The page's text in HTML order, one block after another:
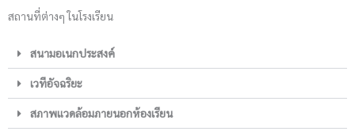
สถานที่ต่างๆ ในโรงเรียน
สนามอเนกประสงค์
เวทีอัจฉริยะ
สภาพแวดล้อมภายนอกห้องเรียน